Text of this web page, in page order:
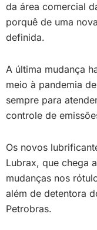
da área comercial
porquê de uma
definida.
A última mudança
meio à pandemia
sempre para
controle de
Os novos
Lubrax, que chega
mudanças nos
além de detentora
Petrobras.